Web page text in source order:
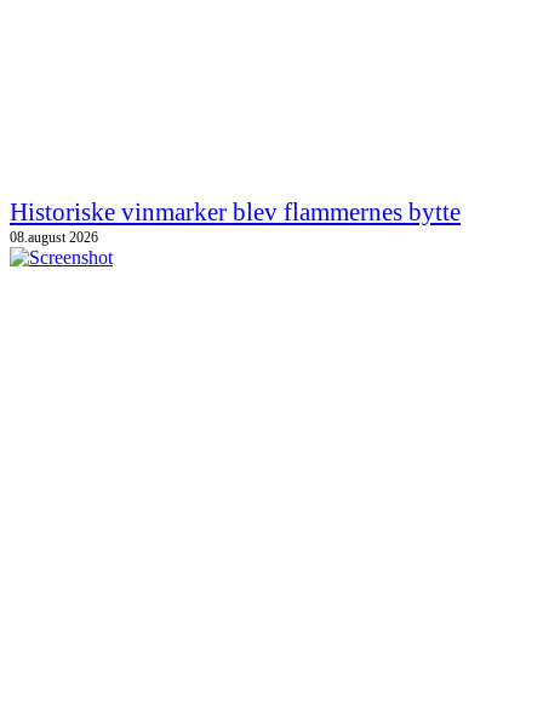
Historiske vinmarker blev flammernes bytte
08.august 2026